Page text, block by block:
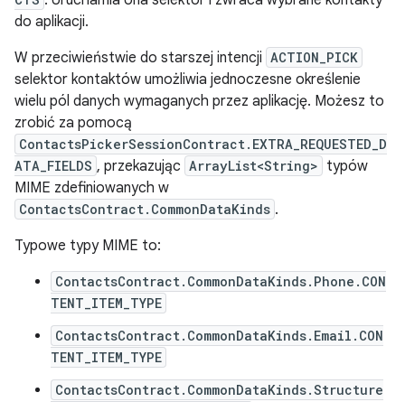
do aplikacji.
W przeciwieństwie do starszej intencji ACTION_PICK
selektor kontaktów umożliwia jednoczesne określenie
wielu pól danych wymaganych przez aplikację. Możesz to
zrobić za pomocą
ContactsPickerSessionContract.EXTRA_REQUESTED_D
ATA_FIELDS , przekazując ArrayList<String> typów
MIME zdefiniowanych w
ContactsContract.CommonDataKinds .
Typowe typy MIME to:
ContactsContract.CommonDataKinds.Phone.CON
TENT_ITEM_TYPE
ContactsContract.CommonDataKinds.Email.CON
TENT_ITEM_TYPE
ContactsContract.CommonDataKinds.Structure